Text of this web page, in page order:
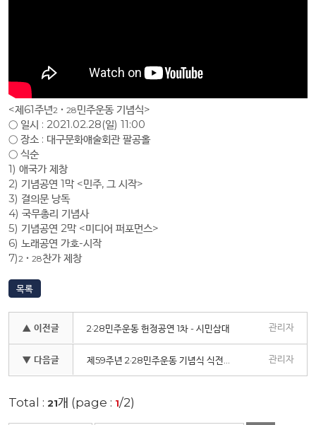
<제61주년2 ‧ 28민주운동 기념식>
○ 일시 : 2021.02.28(일) 11:00
○ 장소 : 대구문화얘술회관 팔공홀
○ 식순
1) 애국가 제창
2) 기념공연 1막 <민주, 그 시작>
3) 결의문 낭독
4) 국무총리 기념사
5) 기념공연 2막 <미디어 퍼포먼스>
6) 노래공연 가호-시작
7)2 ‧ 28찬가 제창
목록
▲ 이전글 2·28민주운동 헌정공연 1차 - 시민삼대 관리자
▼ 다음글 관리자
Total : 21개 (page : 1/2)